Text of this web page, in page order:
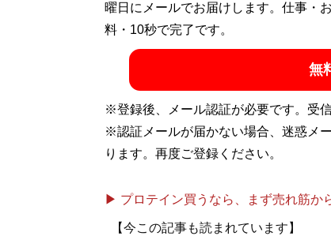
クラブ)、「サンデー毎日」編集次長
記事一覧へ
曜日にメールでお届けします。仕事・
料・10秒で完了です。
無
※登録後、メール認証が必要です。受
※認証メールが届かない場合、迷惑メ
ります。再度ご登録ください。
▶ プロテイン買うなら、まず売れ筋か
【今この記事も読まれています】